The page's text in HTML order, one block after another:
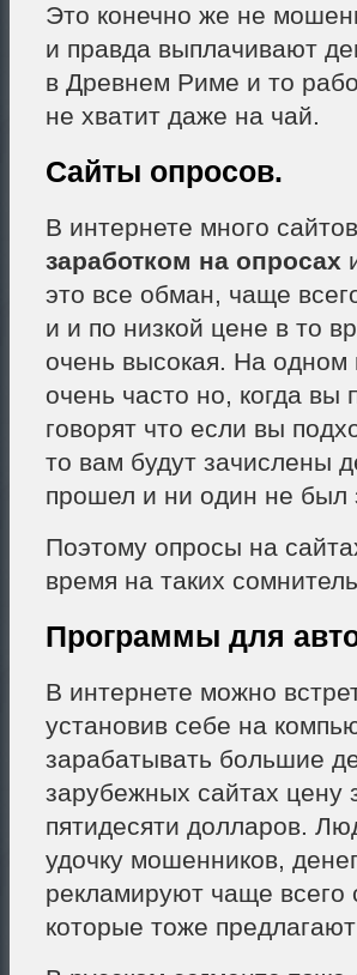
Это конечно же не
и правда выплачивают
в Древнем Риме и то
не хватит даже на чай.
Сайты опросов.
В интернете много
заработком на опросах
это все обман, чаще
и и по низкой цене в то
очень высокая. На одном
очень часто но, когда вы
говорят что если вы
то вам будут зачислены
прошел и ни один не был
Поэтому опросы на
время на таких
Программы для
В интернете можно
установив себе на
зарабатывать большие
зарубежных сайтах цену
пятидесяти долларов.
удочку мошенников,
рекламируют чаще всего
которые тоже